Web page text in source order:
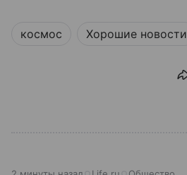
космос Хорошие новости